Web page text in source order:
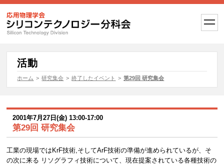
t
o
l
i
t
活動
ホーム > 研究集会 > 終了したイベント > 第29回 研究集会
2001年7月27日(金) 13:00-17:00
第29回 研究集会
工業の現場ではKrF技術,そしてArF技術の準備が進められているが、そ
の次に来る リソグラフィ技術について、現在提案されている各種技術の